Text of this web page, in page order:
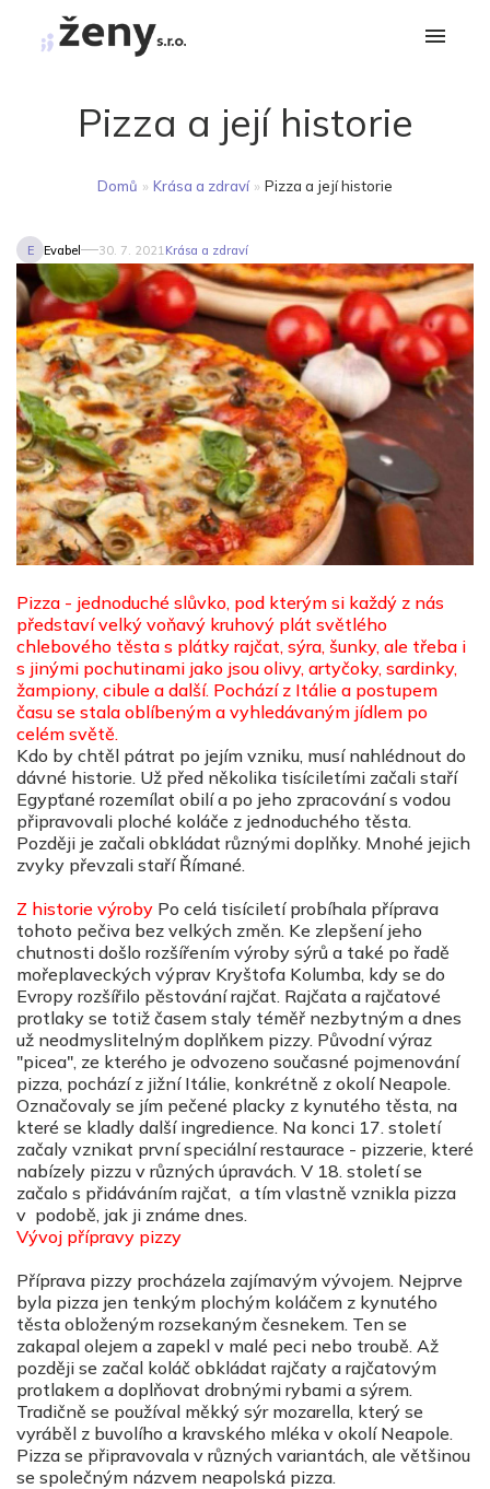
Pizza a její historie
Domů » Krása a zdraví » Pizza a její historie
E Evabel 30. 7. 2021 Krása a zdraví
Pizza - jednoduché slůvko, pod kterým si každý z nás
představí velký voňavý kruhový plát světlého
chlebového těsta s plátky rajčat, sýra, šunky, ale třeba i
s jinými pochutinami jako jsou olivy, artyčoky, sardinky,
žampiony, cibule a další. Pochází z Itálie a postupem
času se stala oblíbeným a vyhledávaným jídlem po
celém světě.
Kdo by chtěl pátrat po jejím vzniku, musí nahlédnout do
dávné historie. Už před několika tisíciletími začali staří
Egypťané rozemílat obilí a po jeho zpracování s vodou
připravovali ploché koláče z jednoduchého těsta.
Později je začali obkládat různými doplňky. Mnohé jejich
zvyky převzali staří Římané.
Z historie výroby Po celá tisíciletí probíhala příprava
tohoto pečiva bez velkých změn. Ke zlepšení jeho
chutnosti došlo rozšířením výroby sýrů a také po řadě
mořeplaveckých výprav Kryštofa Kolumba, kdy se do
Evropy rozšířilo pěstování rajčat. Rajčata a rajčatové
protlaky se totiž časem staly téměř nezbytným a dnes
už neodmyslitelným doplňkem pizzy. Původní výraz
"picea", ze kterého je odvozeno současné pojmenování
pizza, pochází z jižní Itálie, konkrétně z okolí Neapole.
Označovaly se jím pečené placky z kynutého těsta, na
které se kladly další ingredience. Na konci 17. století
začaly vznikat první speciální restaurace - pizzerie, které
nabízely pizzu v různých úpravách. V 18. století se
začalo s přidáváním rajčat, a tím vlastně vznikla pizza
v podobě, jak ji známe dnes.
Vývoj přípravy pizzy
Příprava pizzy procházela zajímavým vývojem. Nejprve
byla pizza jen tenkým plochým koláčem z kynutého
těsta obloženým rozsekaným česnekem. Ten se
zakapal olejem a zapekl v malé peci nebo troubě. Až
později se začal koláč obkládat rajčaty a rajčatovým
protlakem a doplňovat drobnými rybami a sýrem.
Tradičně se používal měkký sýr mozarella, který se
vyráběl z buvolího a kravského mléka v okolí Neapole.
Pizza se připravovala v různých variantách, ale většinou
se společným názvem neapolská pizza.